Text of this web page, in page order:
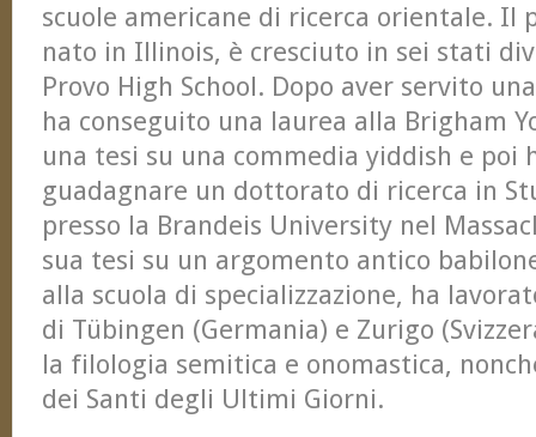
scuole americane di ricerca orientale. Il
nato in Illinois, è cresciuto in sei stati
Provo High School. Dopo aver servito
ha conseguito una laurea alla Brigham
una tesi su una commedia yiddish e poi
guadagnare un dottorato di ricerca in
presso la Brandeis University nel
sua tesi su un argomento antico
alla scuola di specializzazione, ha
di Tübingen (Germania) e Zurigo
la filologia semitica e onomastica,
dei Santi degli Ultimi Giorni.